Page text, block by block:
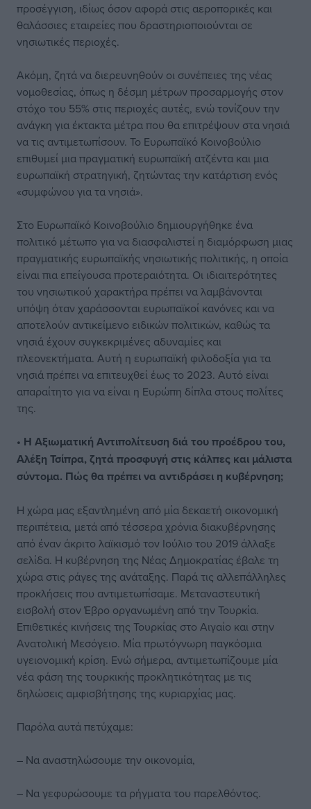
προσέγγιση, ιδίως όσον αφορά στις αεροπορικές και
θαλάσσιες εταιρείες που δραστηριοποιούνται σε
νησιωτικές περιοχές.
Ακόμη, ζητά να διερευνηθούν οι συνέπειες της νέας
νομοθεσίας, όπως η δέσμη μέτρων προσαρμογής στον
στόχο του 55% στις περιοχές αυτές, ενώ τονίζουν την
ανάγκη για έκτακτα μέτρα που θα επιτρέψουν στα νησιά
να τις αντιμετωπίσουν. Το Ευρωπαϊκό Κοινοβούλιο
επιθυμεί μια πραγματική ευρωπαϊκή ατζέντα και μια
ευρωπαϊκή στρατηγική, ζητώντας την κατάρτιση ενός
«συμφώνου για τα νησιά».
Στο Ευρωπαϊκό Κοινοβούλιο δημιουργήθηκε ένα
πολιτικό μέτωπο για να διασφαλιστεί η διαμόρφωση μιας
πραγματικής ευρωπαϊκής νησιωτικής πολιτικής, η οποία
είναι πια επείγουσα προτεραιότητα. Οι ιδιαιτερότητες
του νησιωτικού χαρακτήρα πρέπει να λαμβάνονται
υπόψη όταν χαράσσονται ευρωπαϊκοί κανόνες και να
αποτελούν αντικείμενο ειδικών πολιτικών, καθώς τα
νησιά έχουν συγκεκριμένες αδυναμίες και
πλεονεκτήματα. Αυτή η ευρωπαϊκή φιλοδοξία για τα
νησιά πρέπει να επιτευχθεί έως το 2023. Αυτό είναι
απαραίτητο για να είναι η Ευρώπη δίπλα στους πολίτες
της.
• Η Αξιωματική Αντιπολίτευση διά του προέδρου του,
Αλέξη Τσίπρα, ζητά προσφυγή στις κάλπες και μάλιστα
σύντομα. Πώς θα πρέπει να αντιδράσει η κυβέρνηση;
Η χώρα μας εξαντλημένη από μία δεκαετή οικονομική
περιπέτεια, μετά από τέσσερα χρόνια διακυβέρνησης
από έναν άκριτο λαϊκισμό τον Ιούλιο του 2019 άλλαξε
σελίδα. Η κυβέρνηση της Νέας Δημοκρατίας έβαλε τη
χώρα στις ράγες της ανάταξης. Παρά τις αλλεπάλληλες
προκλήσεις που αντιμετωπίσαμε. Μεταναστευτική
εισβολή στον Έβρο οργανωμένη από την Τουρκία.
Επιθετικές κινήσεις της Τουρκίας στο Αιγαίο και στην
Ανατολική Μεσόγειο. Μία πρωτόγνωρη παγκόσμια
υγειονομική κρίση. Ενώ σήμερα, αντιμετωπίζουμε μία
νέα φάση της τουρκικής προκλητικότητας με τις
δηλώσεις αμφισβήτησης της κυριαρχίας μας.
Παρόλα αυτά πετύχαμε:
– Να αναστηλώσουμε την οικονομία,
– Να γεφυρώσουμε τα ρήγματα του παρελθόντος.